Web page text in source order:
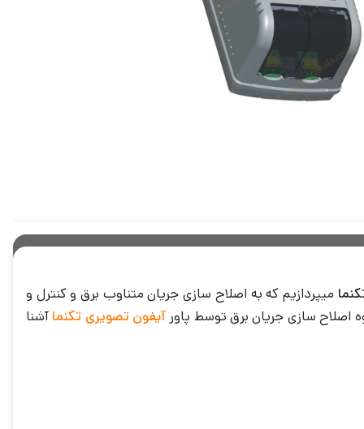
میپردازیم که به اصلاح سازی جریان متناوب برق و کنترل و
اصلاح سازی جریان برق توسط پاور آیفون تصویری تکنما آشنا